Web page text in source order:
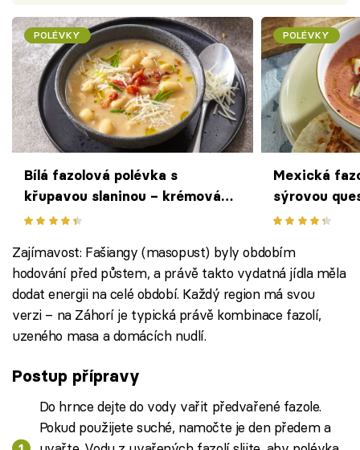
POLÉVKY
Bílá fazolová polévka s
křupavou slaninou – krémová
klasika s voňavým rozmarýnem
POLÉVKY
Mexická
sýrovou
sychravých
Zajímavost: Fašiangy (masopust) byly obdobím
hodování před půstem, a právě takto vydatná jídla měla
dodat energii na celé období. Každý region má svou
verzi – na Záhorí je typická právě kombinace fazolí,
uzeného masa a domácích nudlí.
Postup přípravy
Do hrnce dejte do vody vařit předvařené fazole.
Pokud použijete suché, namočte je den předem a